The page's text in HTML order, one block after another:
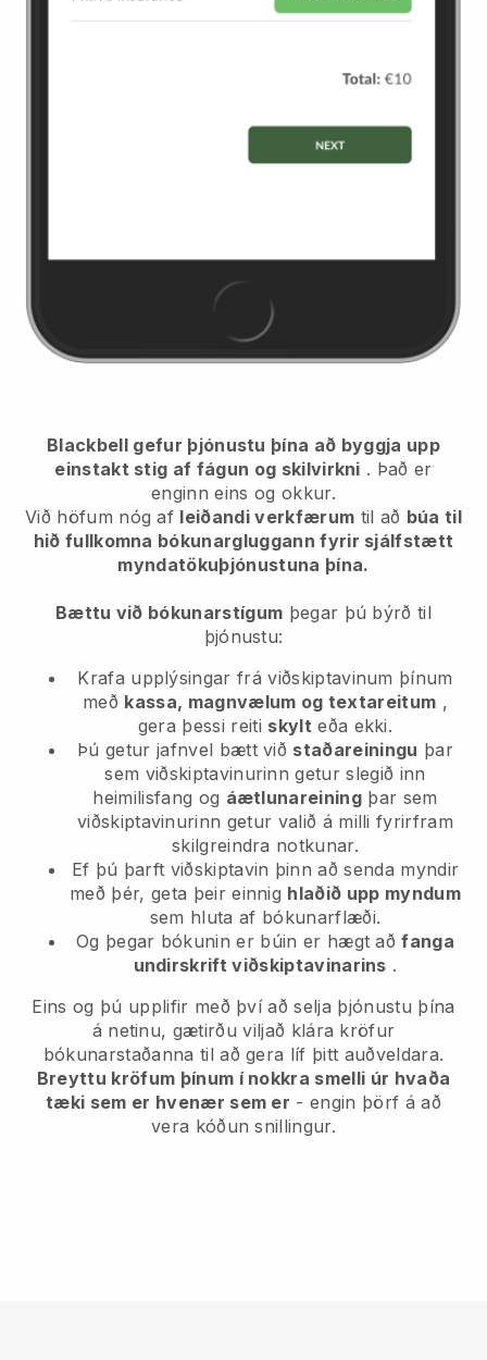
Blackbell gefur þjónustu þína að byggja upp
einstakt stig af fágun og skilvirkni . Það er
enginn eins og okkur.
Við höfum nóg af leiðandi verkfærum til að búa til
hið fullkomna bókunargluggann fyrir sjálfstætt
myndatökuþjónustuna þína.
Bættu við bókunarstígum þegar þú býrð til
þjónustu:
Krafa upplýsingar frá viðskiptavinum þínum
með kassa, magnvælum og textareitum ,
gera þessi reiti skylt eða ekki.
Þú getur jafnvel bætt við staðareiningu þar
sem viðskiptavinurinn getur slegið inn
heimilisfang og áætlunareining þar sem
viðskiptavinurinn getur valið á milli fyrirfram
skilgreindra notkunar.
Ef þú þarft viðskiptavin þinn að senda myndir
með þér, geta þeir einnig hlaðið upp myndum
sem hluta af bókunarflæði.
Og þegar bókunin er búin er hægt aðfanga
undirskrift viðskiptavinarins .
Eins og þú upplifir með því að selja þjónustu þína
á netinu, gætirðu viljað klára kröfur
bókunarstaðanna til að gera líf þitt auðveldara.
Breyttu kröfum þínum í nokkra smelli úr hvaða
tæki sem er hvenær sem er - engin þörf á að
vera kóðun snillingur.